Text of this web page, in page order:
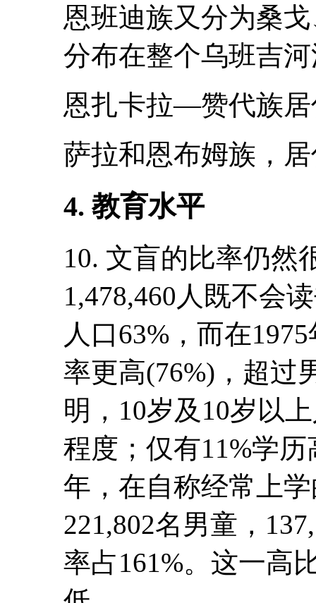
恩班迪族又分为桑
分布在整个乌班吉
恩扎卡拉—赞代族
萨拉和恩布姆族，
4. 教育水平
10. 文盲的比率仍然
1,478,460人既不会
人口63%，而在
率更高(76%)，超过
明，10岁及10岁以
程度；仅有11%学
年，在自称经常上
221,802名男童，
率占161%。这一高